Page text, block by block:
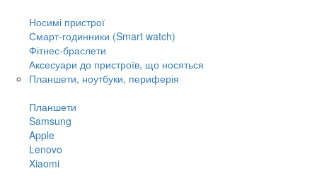
Носимі пристрої
Смарт-годинники (Smart watch)
Фітнес-браслети
Аксесуари до пристроїв, що носяться
Планшети, ноутбуки, периферія
Планшети
Samsung
Apple
Lenovo
Xiaomi